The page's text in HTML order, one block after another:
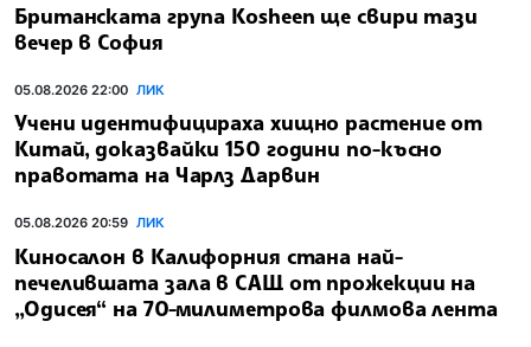
Британската група Kosheen ще свири тази
вечер в София
05.08.2026 22:00 ЛИК
Учени идентифицираха хищно растение от
Китай, доказвайки 150 години по-късно
правотата на Чарлз Дарвин
05.08.2026 20:59 ЛИК
Киносалон в Калифорния стана най-
печелившата зала в САЩ от прожекции на
„Одисея“ на 70-милиметрова филмова лента